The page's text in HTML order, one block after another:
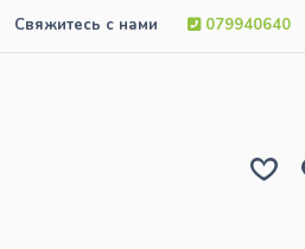
Свяжитесь с нами 079940640